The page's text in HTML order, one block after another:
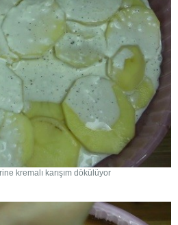
kremalı karışım dökülüyor